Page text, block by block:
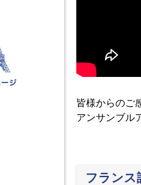
皆様からのご
アンサンブル
フランス